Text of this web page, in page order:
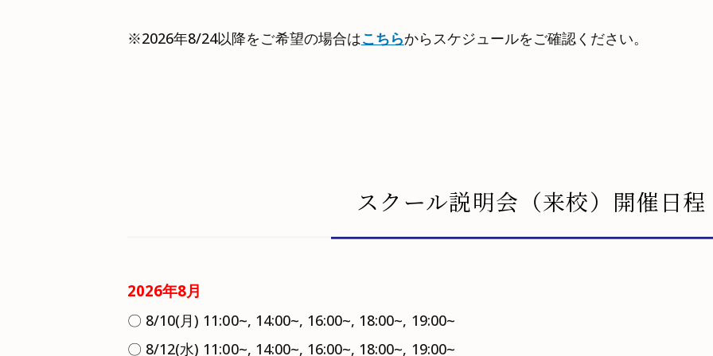
※2026年8/24以降をご希望の場合はこちらからスケジュールをご確認ください。
スクール説明会（来校）開催日程
2026年8月
〇 8/10(月) 11:00~, 14:00~, 16:00~, 18:00~, 19:00~
〇 8/12(水) 11:00~, 14:00~, 16:00~, 18:00~, 19:00~